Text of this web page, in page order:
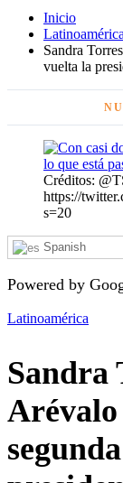
Inicio
Latinoamérica
Sandra
vuelta la
Créditos:
https://
s=20
Spanish
Powered by
Latinoamérica
Sandra